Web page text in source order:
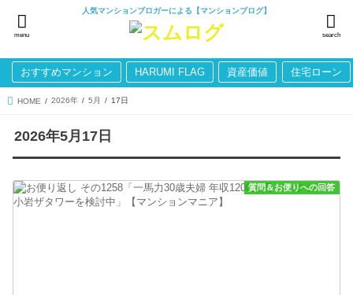
人気マンションブロガーによる【マンションブログ】
search
menu
おすすめマンション HARUMI FLAG 資産価値 住宅ローン
HOME 2026年 5月 17日
2026年5月17日
質問＆お便りへの回答